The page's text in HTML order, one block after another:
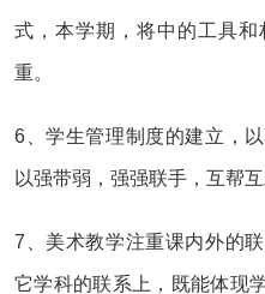
式，本学期，将中的工具
重。
6、学生管理制度的建立，
以强带弱，强强联手，互帮互
7、美术教学注重课内外的
它学科的联系上，既能体现